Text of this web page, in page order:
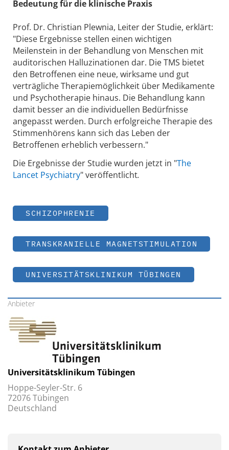
Bedeutung für die klinische Praxis
Prof. Dr. Christian Plewnia, Leiter der Studie, erklärt:
"Diese Ergebnisse stellen einen wichtigen
Meilenstein in der Behandlung von Menschen mit
auditorischen Halluzinationen dar. Die TMS bietet
den Betroffenen eine neue, wirksame und gut
verträgliche Therapiemöglichkeit über Medikamente
und Psychotherapie hinaus. Die Behandlung kann
damit besser an die individuellen Bedürfnisse
angepasst werden. Durch erfolgreiche Therapie des
Stimmenhörens kann sich das Leben der
Betroffenen erheblich verbessern."
Die Ergebnisse der Studie wurden jetzt in "The
Lancet Psychiatry" veröffentlicht.
SCHIZOPHRENIE
TRANSKRANIELLE MAGNETSTIMULATION
UNIVERSITÄTSKLINIKUM TÜBINGEN
Anbieter
Universitätsklinikum Tübingen
Hoppe-Seyler-Str. 6
72076 Tübingen
Deutschland